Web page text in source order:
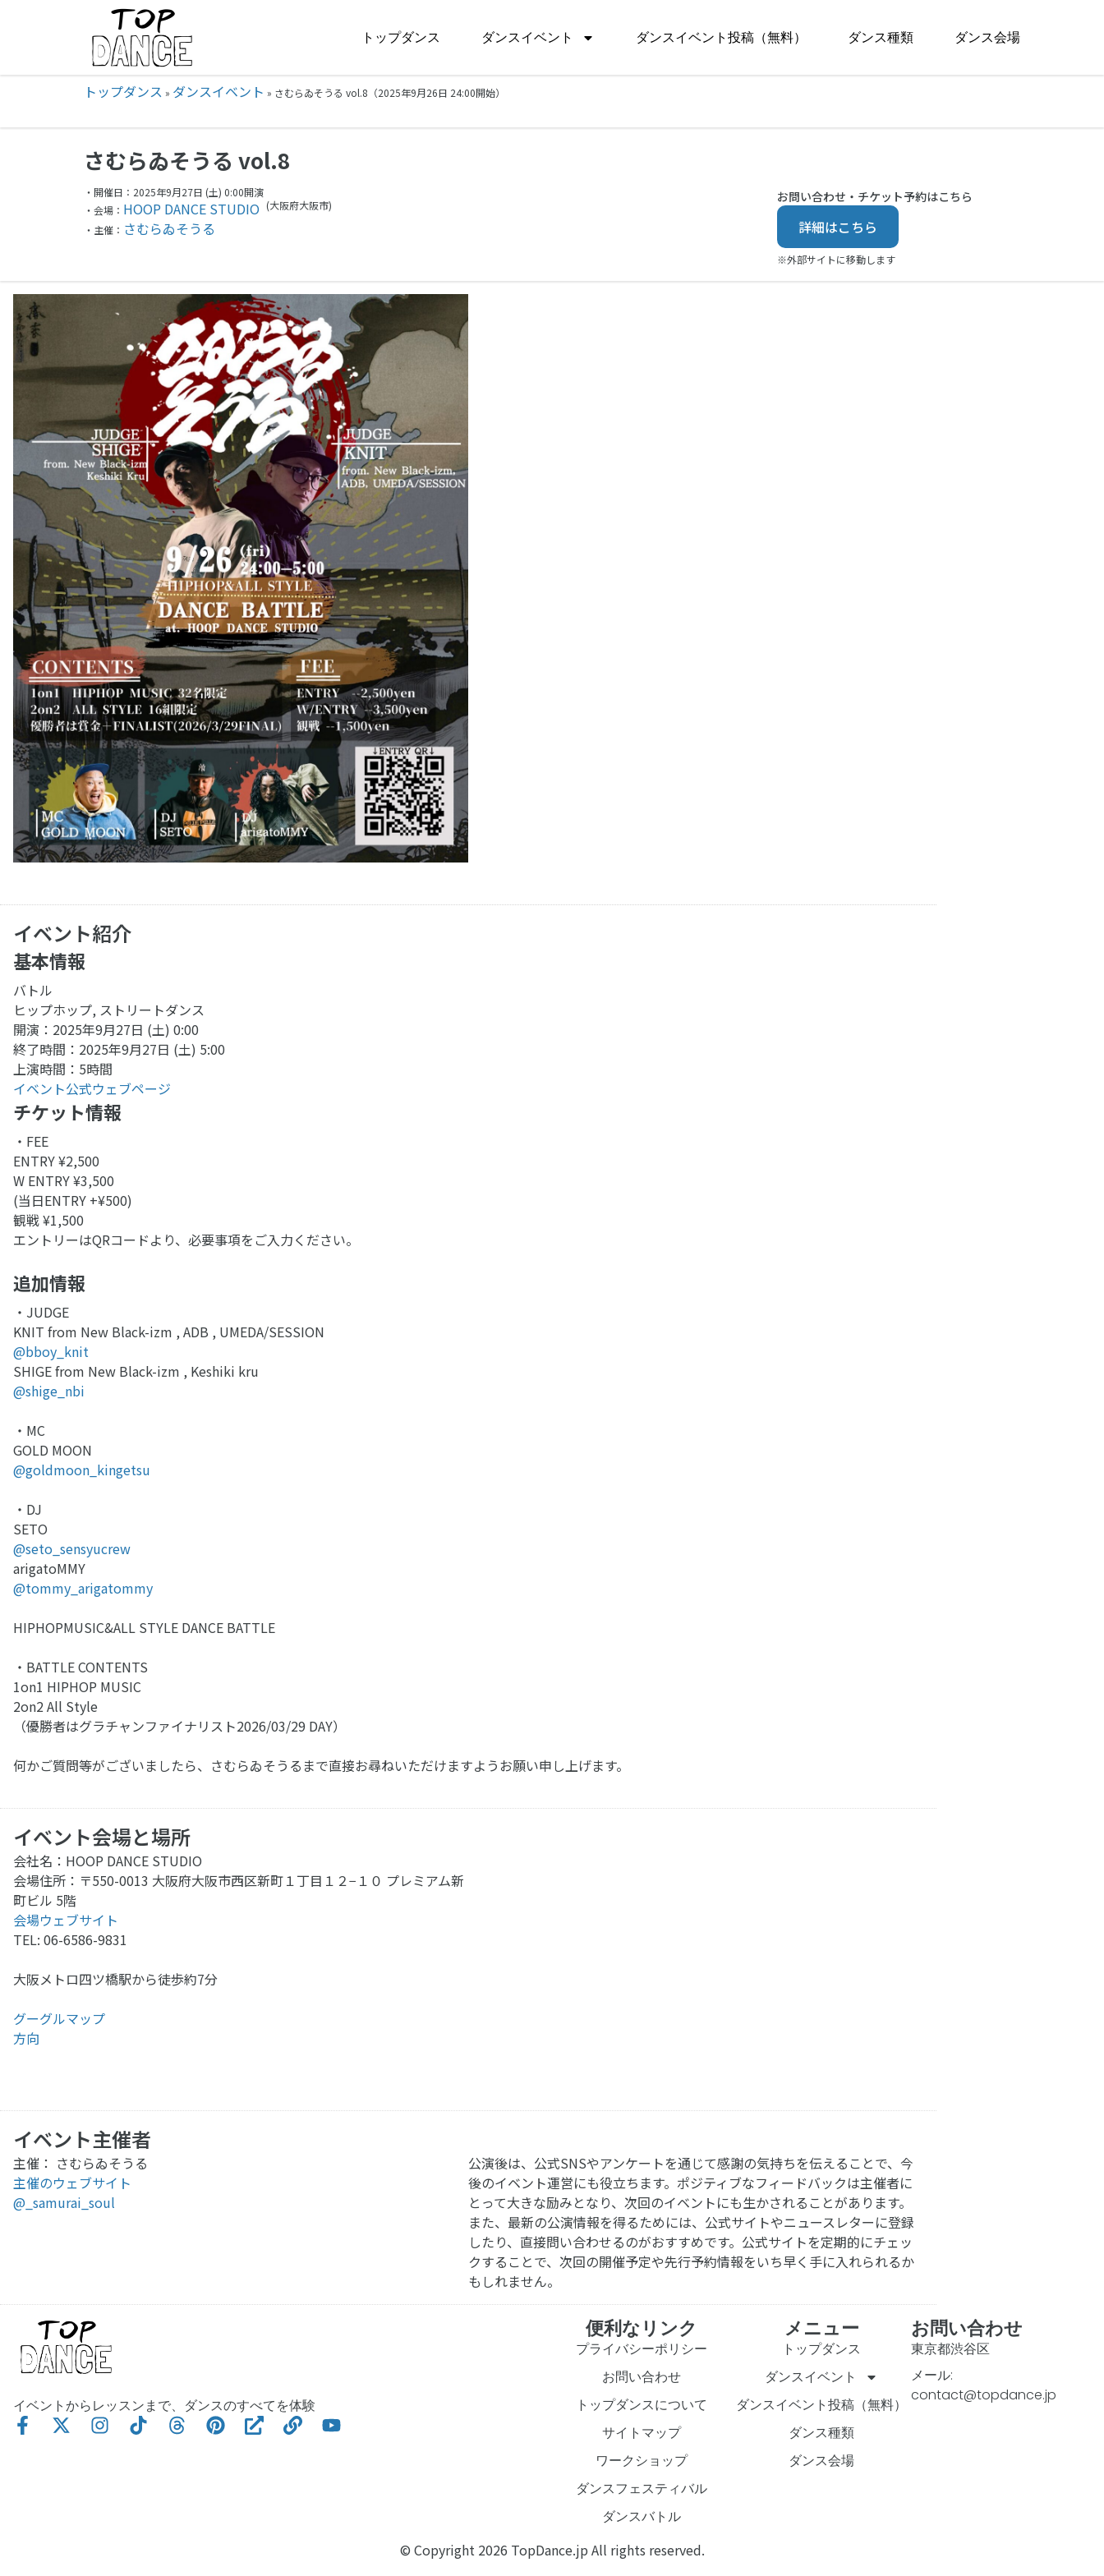
トップダンス ダンスイベント ダンスイベント投稿（無料） ダンス種類 ダンス会場
トップダンス » ダンスイベント » さむらゐそうる vol.8（2025年9月26日 24:00開始）
さむらゐそうる vol.8
・開催日：2025年9月27日 (土) 0:00開演
・会場： HOOP DANCE STUDIO (大阪府大阪市)
・主催： さむらゐそうる
お問い合わせ・チケット予約はこちら
詳細はこちら
※外部サイトに移動します
イベント紹介
基本情報
バトル
ヒップホップ, ストリートダンス
開演：2025年9月27日 (土) 0:00
終了時間：2025年9月27日 (土) 5:00
上演時間：5時間
イベント公式ウェブページ
チケット情報
・FEE
ENTRY ¥2,500
W ENTRY ¥3,500
(当日ENTRY +¥500)
観戦 ¥1,500
エントリーはQRコードより、必要事項をご入力ください。
追加情報
・JUDGE
KNIT from New Black-izm , ADB , UMEDA/SESSION
@bboy_knit
SHIGE from New Black-izm , Keshiki kru
@shige_nbi
・MC
GOLD MOON
@goldmoon_kingetsu
・DJ
SETO
@seto_sensyucrew
arigatoMMY
@tommy_arigatommy
HIPHOPMUSIC&ALL STYLE DANCE BATTLE
・BATTLE CONTENTS
1on1 HIPHOP MUSIC
2on2 All Style
（優勝者はグラチャンファイナリスト2026/03/29 DAY）
何かご質問等がございましたら、さむらゐそうるまで直接お尋ねいただけますようお願い申し上げます。
イベント会場と場所
会社名：HOOP DANCE STUDIO
会場住所：〒550-0013 大阪府大阪市西区新町１丁目１２−１０ プレミアム新
町ビル 5階
会場ウェブサイト
TEL: 06-6586-9831
大阪メトロ四ツ橋駅から徒歩約7分
グーグルマップ
方向
イベント主催者
主催： さむらゐそうる
主催のウェブサイト
@_samurai_soul
公演後は、公式SNSやアンケートを通じて感謝の気持ちを伝えることで、今
後のイベント運営にも役立ちます。ポジティブなフィードバックは主催者に
とって大きな励みとなり、次回のイベントにも生かされることがあります。
また、最新の公演情報を得るためには、公式サイトやニュースレターに登録
したり、直接問い合わせるのがおすすめです。公式サイトを定期的にチェッ
クすることで、次回の開催予定や先行予約情報をいち早く手に入れられるか
もしれません。
イベントからレッスンまで、ダンスのすべてを体験
便利なリンク
プライバシーポリシー
お問い合わせ
トップダンスについて
サイトマップ
ワークショップ
ダンスフェスティバル
ダンスバトル
メニュー
トップダンス
ダンスイベント
ダンスイベント投稿（無料）
ダンス種類
ダンス会場
お問い合わせ
東京都渋谷区
メール:
contact@topdance.jp
© Copyright 2026 TopDance.jp All rights reserved.